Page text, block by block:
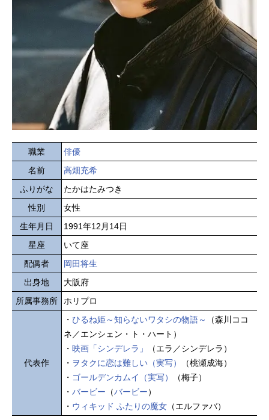
職業
俳優
名前
高畑充希
ふりがな
たかはたみつき
性別
女性
生年月日
1991年12月14日
星座
いて座
配偶者
岡田将生
出身地
大阪府
所属事務所
ホリプロ
代表作
・ ひるね姫～知らないワタシの物語～
（森川ココ
ネ／エンシェン・ト・ハート）
・ 映画「シンデレラ」
（エラ／シンデレラ）
・ ヲタクに恋は難しい（実写）
（桃瀬成海）
・ ゴールデンカムイ（実写）
（梅子）
・ バービー （バービー）
・ ウィキッド ふたりの魔女 （エルファバ）